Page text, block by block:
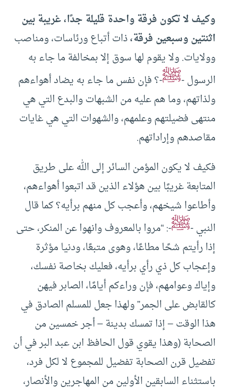
وكيف لا تكون فرقة واحدة قليلة جدًا، غريبة بين
اثنتين وسبعين فرقة،ذات أتباع ورئاسات، ومناصب
وولايات. ولا يقوم لها سوق إلا بمخالفة ما جاء به
الرسول -ﷺ-؟ فإن نفس ما جاء به يضاد أهواءهم
ولذاتهم، وما هم عليه من الشبهات والبدع التي هي
منتهى فضيلتهم وعلمهم، والشهوات التي هي غايات
مقاصدهم وإراداتهم.
فكيف لا يكون المؤمن السائر إلى الله على طريق
المتابعة غريبًا بين هؤلاء الذين قد اتبعوا أهواءهم،
وأطاعوا شيخهم، وأعجب كل منهم برأيه؟ كما قال
النبي -ﷺ-: “مروا بالمعروف وانهوا عن المنكر، حتى
إذا رأيتم شحًا مطاعًا، وهوى متبعًا، ودنيا مؤثرة
وإعجاب كل ذي رأي برأيه، فعليك بخاصة نفسك،
وإياك وعوامهم، فإن وراءكم أيامًا، الصابر فيهن
كالقابض على الجمر” ولهذا جعل للمسلم الصادق في
هذا الوقت – إذا تمسك بدينة – أجر خمسين من
الصحابة (وهذا يقوي قول الحافظ ابن عبد البر في أن
تفضيل قرن الصحابة تفضيل للمجموع لا لكل فرد،
باستثناء السابقين الأولين من المهاجرين والأنصار،